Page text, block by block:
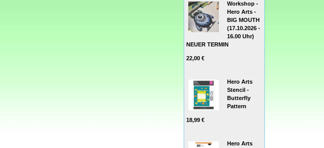
Workshop -
Hero Arts -
BIG MOUTH
(17.10.2026 -
16.00 Uhr)
NEUER TERMIN
22,00 €
Hero Arts
Stencil -
Butterfly
Pattern
18,99 €
Hero Arts